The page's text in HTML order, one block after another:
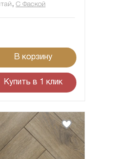
, С Фаской
В корзину
Купить в 1 клик